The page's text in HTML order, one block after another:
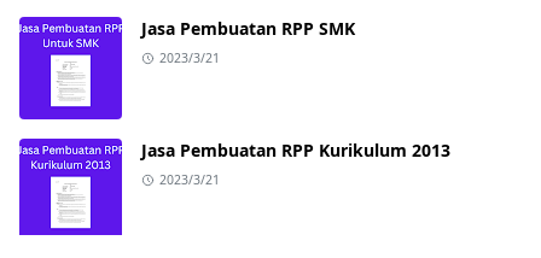
Jasa Pembuatan RPP SMK
2023/3/21
Jasa Pembuatan RPP Kurikulum 2013
2023/3/21